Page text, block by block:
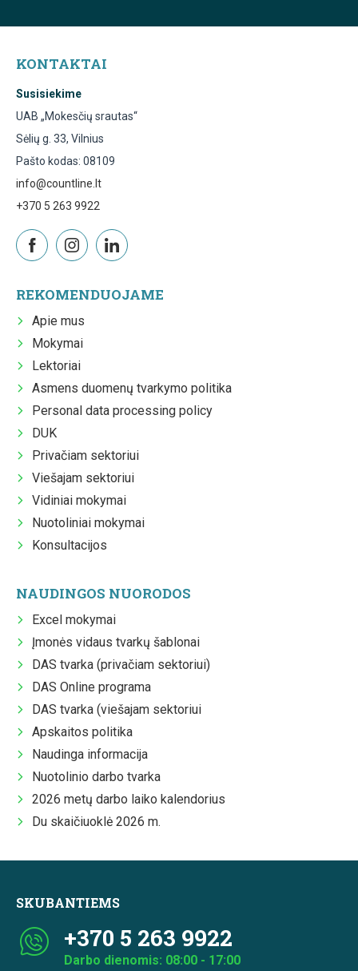
KONTAKTAI
Susisiekime
UAB „Mokesčių srautas“
Sėlių g. 33, Vilnius
Pašto kodas: 08109
info@countline.lt
+370 5 263 9922
REKOMENDUOJAME
Apie mus
Mokymai
Lektoriai
Asmens duomenų tvarkymo politika
Personal data processing policy
DUK
Privačiam sektoriui
Viešajam sektoriui
Vidiniai mokymai
Nuotoliniai mokymai
Konsultacijos
NAUDINGOS NUORODOS
Excel mokymai
Įmonės vidaus tvarkų šablonai
DAS tvarka (privačiam sektoriui)
DAS Online programa
DAS tvarka (viešajam sektoriui
Apskaitos politika
Naudinga informacija
Nuotolinio darbo tvarka
2026 metų darbo laiko kalendorius
Du skaičiuoklė 2026 m.
SKUBANTIEMS
+370 5 263 9922
Darbo dienomis: 08:00 - 17:00